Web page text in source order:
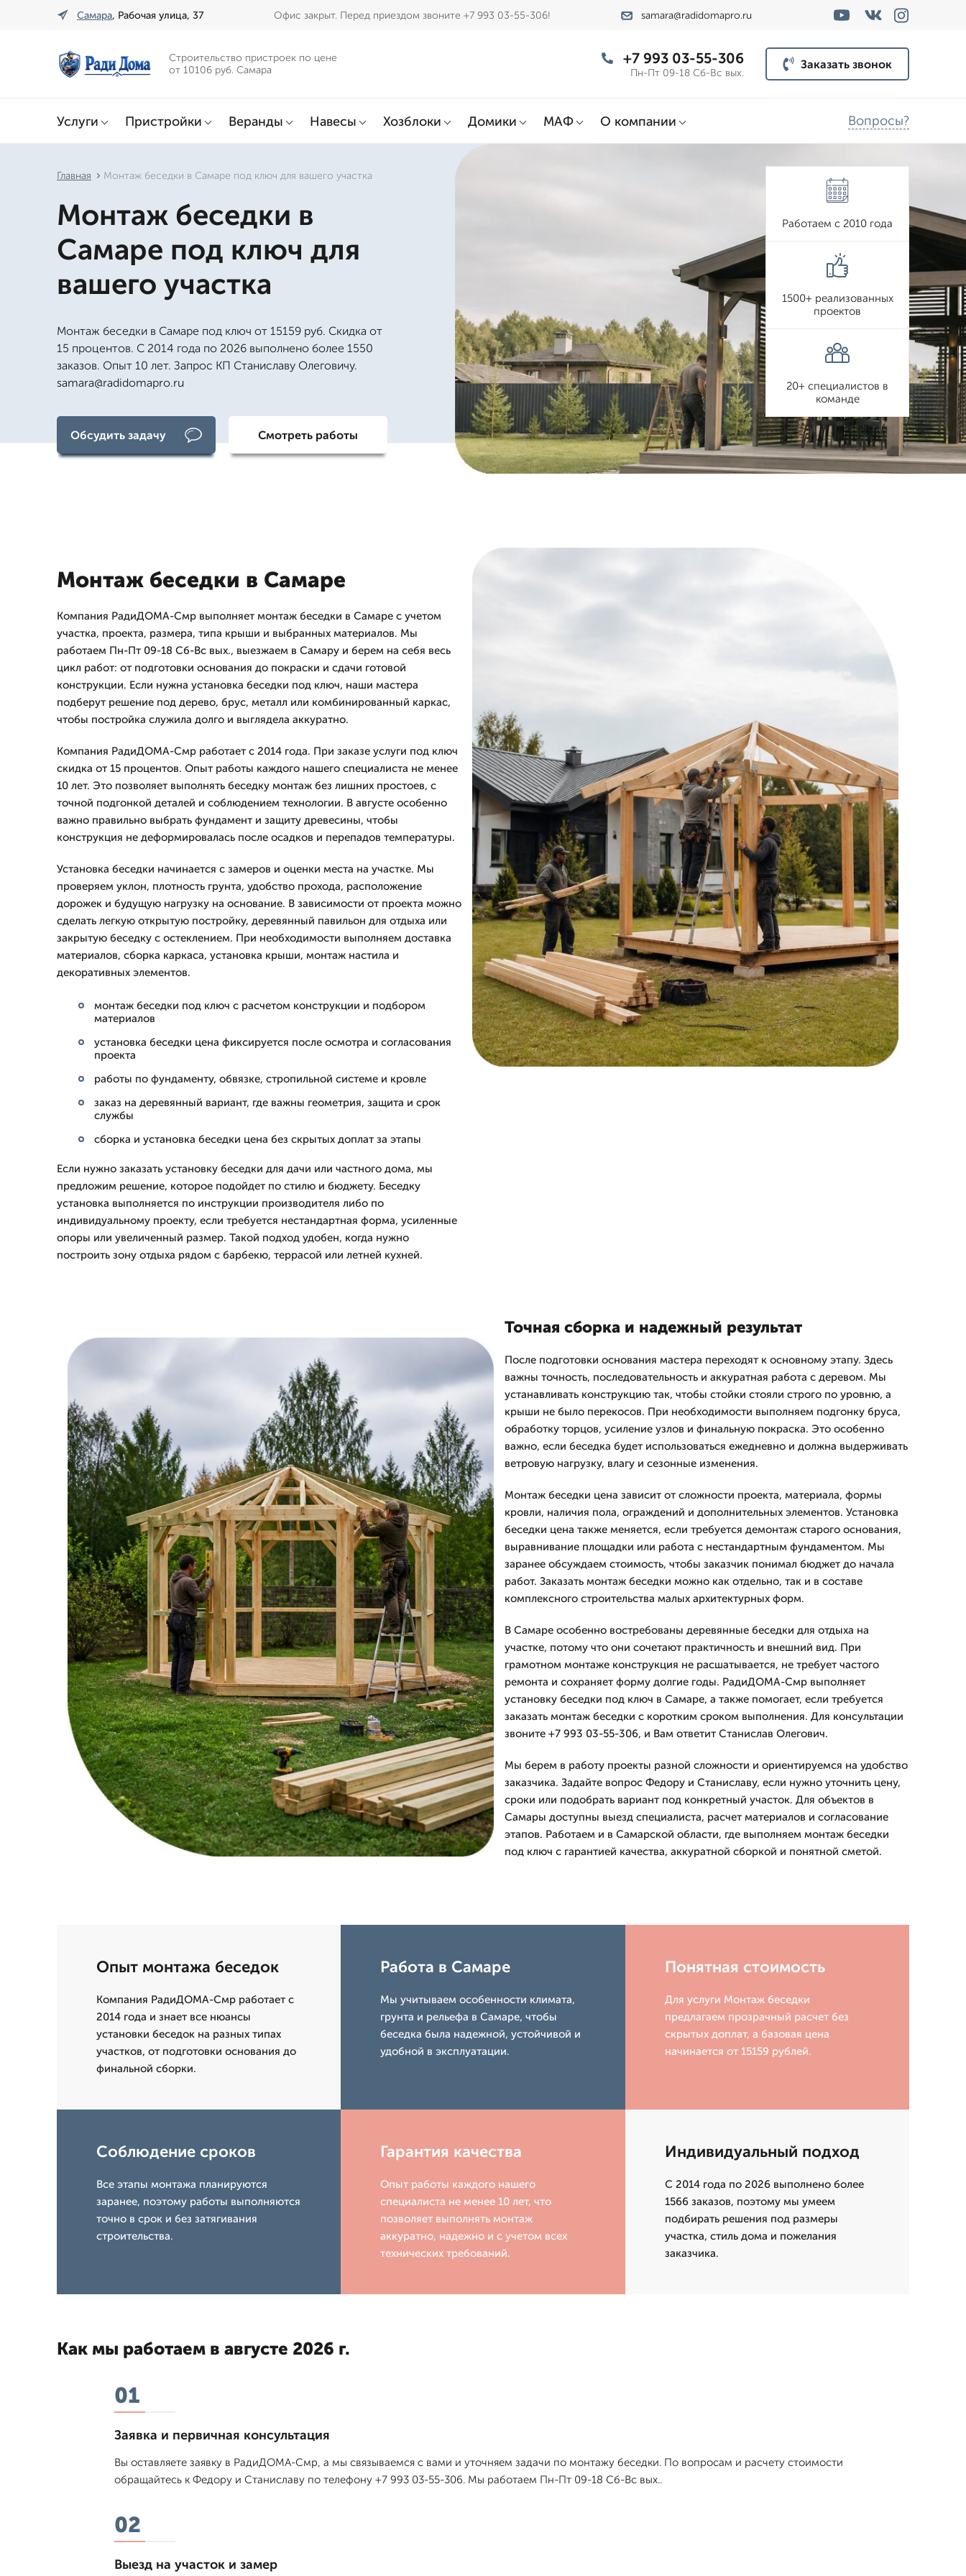
Самара, Рабочая улица, 37 Офис закрыт. Перед приездом звоните +7 993 03-55-306! samara@radidomapro.ru
Строительство пристроек по цене
от 10106 руб. Самара
+7 993 03-55-306
Пн-Пт 09-18 Сб-Вс вых.
Заказать звонок
Услуги Пристройки Веранды Навесы Хозблоки Домики МАФ О компании Вопросы?
Главная Монтаж беседки в Самаре под ключ для вашего участка
Монтаж беседки в
Самаре под ключ для
вашего участка
Монтаж беседки в Самаре под ключ от 15159 руб. Скидка от
15 процентов. С 2014 года по 2026 выполнено более 1550
заказов. Опыт 10 лет. Запрос КП Станиславу Олеговичу.
samara@radidomapro.ru
Обсудить задачу Смотреть работы
Работаем с 2010 года
1500+ реализованных
проектов
20+ специалистов в
команде
Монтаж беседки в Самаре
Компания РадиДОМА-Смр выполняет монтаж беседки в Самаре с учетом
участка, проекта, размера, типа крыши и выбранных материалов. Мы
работаем Пн-Пт 09-18 Сб-Вс вых., выезжаем в Самару и берем на себя весь
цикл работ: от подготовки основания до покраски и сдачи готовой
конструкции. Если нужна установка беседки под ключ, наши мастера
подберут решение под дерево, брус, металл или комбинированный каркас,
чтобы постройка служила долго и выглядела аккуратно.
Компания РадиДОМА-Смр работает с 2014 года. При заказе услуги под ключ
скидка от 15 процентов. Опыт работы каждого нашего специалиста не менее
10 лет. Это позволяет выполнять беседку монтаж без лишних простоев, с
точной подгонкой деталей и соблюдением технологии. В августе особенно
важно правильно выбрать фундамент и защиту древесины, чтобы
конструкция не деформировалась после осадков и перепадов температуры.
Установка беседки начинается с замеров и оценки места на участке. Мы
проверяем уклон, плотность грунта, удобство прохода, расположение
дорожек и будущую нагрузку на основание. В зависимости от проекта можно
сделать легкую открытую постройку, деревянный павильон для отдыха или
закрытую беседку с остеклением. При необходимости выполняем доставка
материалов, сборка каркаса, установка крыши, монтаж настила и
декоративных элементов.
монтаж беседки под ключ с расчетом конструкции и подбором
материалов
установка беседки цена фиксируется после осмотра и согласования
проекта
работы по фундаменту, обвязке, стропильной системе и кровле
заказ на деревянный вариант, где важны геометрия, защита и срок
службы
сборка и установка беседки цена без скрытых доплат за этапы
Если нужно заказать установку беседки для дачи или частного дома, мы
предложим решение, которое подойдет по стилю и бюджету. Беседку
установка выполняется по инструкции производителя либо по
индивидуальному проекту, если требуется нестандартная форма, усиленные
опоры или увеличенный размер. Такой подход удобен, когда нужно
построить зону отдыха рядом с барбекю, террасой или летней кухней.
Точная сборка и надежный результат
После подготовки основания мастера переходят к основному этапу. Здесь
важны точность, последовательность и аккуратная работа с деревом. Мы
устанавливать конструкцию так, чтобы стойки стояли строго по уровню, а
крыши не было перекосов. При необходимости выполняем подгонку бруса,
обработку торцов, усиление узлов и финальную покраска. Это особенно
важно, если беседка будет использоваться ежедневно и должна выдерживать
ветровую нагрузку, влагу и сезонные изменения.
Монтаж беседки цена зависит от сложности проекта, материала, формы
кровли, наличия пола, ограждений и дополнительных элементов. Установка
беседки цена также меняется, если требуется демонтаж старого основания,
выравнивание площадки или работа с нестандартным фундаментом. Мы
заранее обсуждаем стоимость, чтобы заказчик понимал бюджет до начала
работ. Заказать монтаж беседки можно как отдельно, так и в составе
комплексного строительства малых архитектурных форм.
В Самаре особенно востребованы деревянные беседки для отдыха на
участке, потому что они сочетают практичность и внешний вид. При
грамотном монтаже конструкция не расшатывается, не требует частого
ремонта и сохраняет форму долгие годы. РадиДОМА-Смр выполняет
установку беседки под ключ в Самаре, а также помогает, если требуется
заказать монтаж беседки с коротким сроком выполнения. Для консультации
звоните +7 993 03-55-306, и Вам ответит Станислав Олегович.
Мы берем в работу проекты разной сложности и ориентируемся на удобство
заказчика. Задайте вопрос Федору и Станиславу, если нужно уточнить цену,
сроки или подобрать вариант под конкретный участок. Для объектов в
Самары доступны выезд специалиста, расчет материалов и согласование
этапов. Работаем и в Самарской области, где выполняем монтаж беседки
под ключ с гарантией качества, аккуратной сборкой и понятной сметой.
Опыт монтажа беседок
Компания РадиДОМА-Смр работает с
2014 года и знает все нюансы
установки беседок на разных типах
участков, от подготовки основания до
финальной сборки.
Работа в Самаре
Мы учитываем особенности климата,
грунта и рельефа в Самаре, чтобы
беседка была надежной, устойчивой и
удобной в эксплуатации.
Понятная стоимость
Для услуги Монтаж беседки
предлагаем прозрачный расчет без
скрытых доплат, а базовая цена
начинается от 15159 рублей.
Соблюдение сроков
Все этапы монтажа планируются
заранее, поэтому работы выполняются
точно в срок и без затягивания
строительства.
Гарантия качества
Опыт работы каждого нашего
специалиста не менее 10 лет, что
позволяет выполнять монтаж
аккуратно, надежно и с учетом всех
технических требований.
Индивидуальный подход
С 2014 года по 2026 выполнено более
1566 заказов, поэтому мы умеем
подбирать решения под размеры
участка, стиль дома и пожелания
заказчика.
Как мы работаем в августе 2026 г.
01
Заявка и первичная консультация
Вы оставляете заявку в РадиДОМА-Смр, а мы связываемся с вами и уточняем задачи по монтажу беседки. По вопросам и расчету стоимости
обращайтесь к Федору и Станиславу по телефону +7 993 03-55-306. Мы работаем Пн-Пт 09-18 Сб-Вс вых..
02
Выезд на участок и замер